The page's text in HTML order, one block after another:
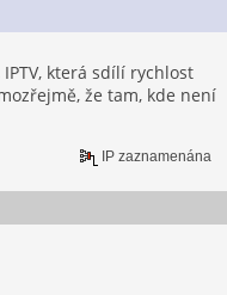
která sdílí rychlost
že tam, kde není
IP zaznamenána